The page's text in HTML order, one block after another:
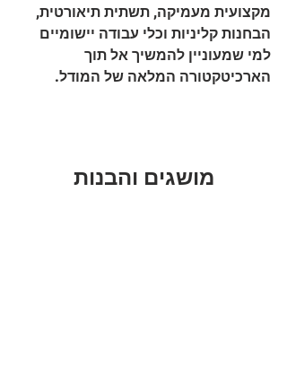
מקצועית מעמיקה, תשתית תיאורטית,
הבחנות קליניות וכלי עבודה יישומיים
למי שמעוניין להמשיך אל תוך
הארכיטקטורה המלאה של המודל.
מושגים והבנות